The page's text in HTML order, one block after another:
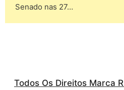
Senado nas 27…
Todos Os Direitos Marca